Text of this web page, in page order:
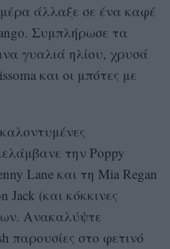
άλλαξε σε ένα καφέ
Συμπλήρωσε τα
γυαλιά ηλίου, χρυσά
και οι μπότες με
την Poppy
Lane και τη Mia Regan
Jack (και κόκκινες
Ανακαλύψτε
παρουσίες στο φετινό